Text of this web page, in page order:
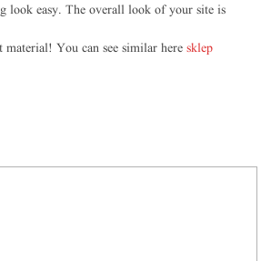
look easy. The overall look of your site is
material! You can see similar here sklep